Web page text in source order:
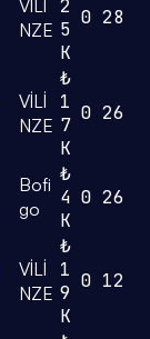
VİLİ
NZE
2
5
K
0 28
VİLİ
NZE
₺
1
7
K
0 26
Bofi
go
₺
4
K
0 26
VİLİ
NZE
₺
1
9
K
0 12